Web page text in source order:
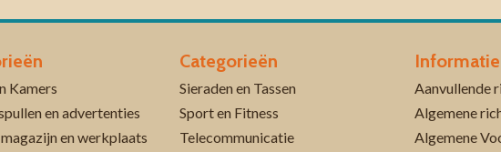
Kamers
en advertenties
en werkplaats
Categorieën
Sieraden en Tassen
Sport en Fitness
Telecommunicatie
Informatie
Algemene
Algemene